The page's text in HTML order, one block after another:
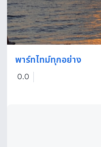
พาร์ทไทม์ทุกอย่าง
0.0